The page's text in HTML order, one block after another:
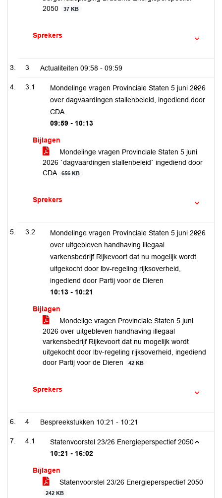
2050
37 KB
Sprekers
3 Actualiteiten 09:58 - 09:59
3.1
Mondelinge vragen Provinciale Staten 5 juni 2026
over dagvaardingen stallenbeleid, ingediend door
CDA
09:59 - 10:13
Bijlagen
Mondelinge vragen Provinciale Staten 5 juni
2026 `dagvaardingen stallenbeleid` ingediend door
CDA
656 KB
Sprekers
3.2
Mondelinge vragen Provinciale Staten 5 juni 2026
over uitgebleven handhaving illegaal
varkensbedrijf Rijkevoort dat nu mogelijk wordt
uitgekocht door lbv-regeling rijksoverheid,
ingediend door Partij voor de Dieren
10:13 - 10:21
Bijlagen
Mondelige vragen Provinciale Staten 5 juni
2026 over uitgebleven handhaving illegaal
varkensbedrijf Rijkevoort dat nu mogelijk wordt
uitgekocht door lbv-regeling rijksoverheid, ingediend
door Partij voor de Dieren
42 KB
Sprekers
4 Bespreekstukken 10:21 - 10:21
4.1
Statenvoorstel 23/26 Energieperspectief 2050
10:21 - 16:02
Bijlagen
Statenvoorstel 23/26 Energieperspectief 2050
242 KB